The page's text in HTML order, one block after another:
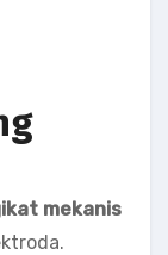
mekanis